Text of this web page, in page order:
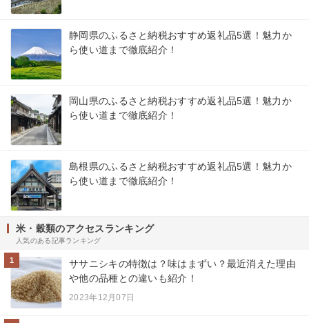
静岡県のふるさと納税おすすめ返礼品5選！魅力か
ら使い道まで徹底紹介！
岡山県のふるさと納税おすすめ返礼品5選！魅力か
ら使い道まで徹底紹介！
島根県のふるさと納税おすすめ返礼品5選！魅力か
ら使い道まで徹底紹介！
米・穀類のアクセスランキング
人気のある記事ランキング
1
ササニシキの特徴は？味はまずい？最近消えた理由
や他の品種との違いも紹介！
2023年12月07日